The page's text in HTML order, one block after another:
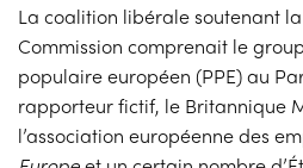
La coalition libérale soutenant
Commission comprenait le
populaire européen (PPE) au
rapporteur fictif, le Britannique
l’association européenne des